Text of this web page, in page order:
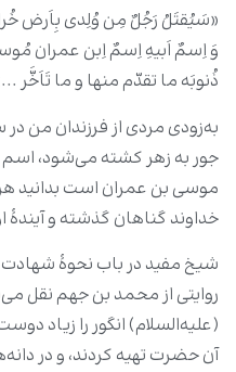
«سَیُقتَلُ رَجُلٌ مِن وُلِدی بِاَرض
وَ اِسمٌ اَبیهِ اِسمٌ اِبن عمران
ذُنوبَه ما تقدّم منها و ما تَاَخَّر
به‌زودی مردی از فرزندان من
جور به زهر کشته می‌شود،
موسی بن عمران است بدانید
خداوند گناهان گذشته و آیندۀ
شیخ مفید در باب نحوۀ
روایتی از محمد بن جهم نقل
(علیه‌السلام) انگور را زیاد
آن حضرت تهیه کردند، و در